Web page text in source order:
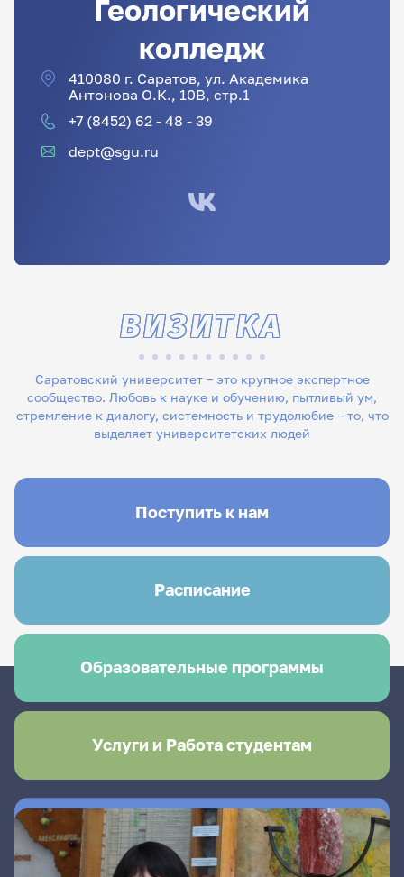
Геологический
колледж
410080 г. Сaрaтoв, ул. Академика
Антонова О.К., 10В, стр.1
+7 (8452) 62 - 48 - 39
dept@sgu.ru
Саратовский университет – это крупное экспертное
сообщество. Любовь к науке и обучению, пытливый ум,
стремление к диалогу, системность и трудолюбие – то, что
выделяет университетских людей
ВИЗИТКА
Поступить к нам
Расписание
Образовательные программы
Услуги и Работа студентам